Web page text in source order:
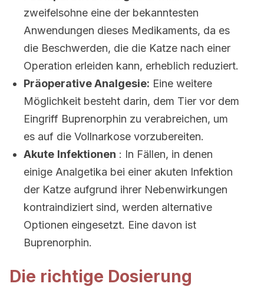
zweifelsohne eine der bekanntesten
Anwendungen dieses Medikaments, da es
die Beschwerden, die die Katze nach einer
Operation erleiden kann, erheblich reduziert.
Präoperative Analgesie: Eine weitere
Möglichkeit besteht darin, dem Tier vor dem
Eingriff Buprenorphin zu verabreichen, um
es auf die Vollnarkose vorzubereiten.
Akute Infektionen : In Fällen, in denen
einige Analgetika bei einer akuten Infektion
der Katze aufgrund ihrer Nebenwirkungen
kontraindiziert sind, werden alternative
Optionen eingesetzt. Eine davon ist
Buprenorphin.
Die richtige Dosierung